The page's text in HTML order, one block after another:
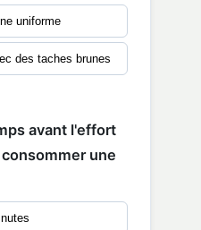
uniforme
des taches brunes
avant l'effort
une